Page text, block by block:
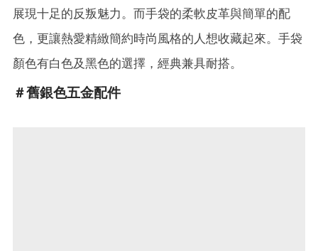
展現十足的反叛魅力。而手袋的柔軟皮革與簡單的配
色，更讓熱愛精緻簡約時尚風格的人想收藏起來。手袋
顏色有白色及黑色的選擇，經典兼具耐搭。
＃舊銀色五金配件